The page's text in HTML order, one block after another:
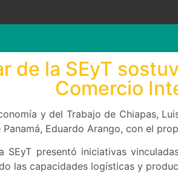
de la SEyT
Comercio
y del Trabajo de Chiapas,
Panamá, Eduardo Arango, con el
SEyT presentó iniciativas
las capacidades logísticas y